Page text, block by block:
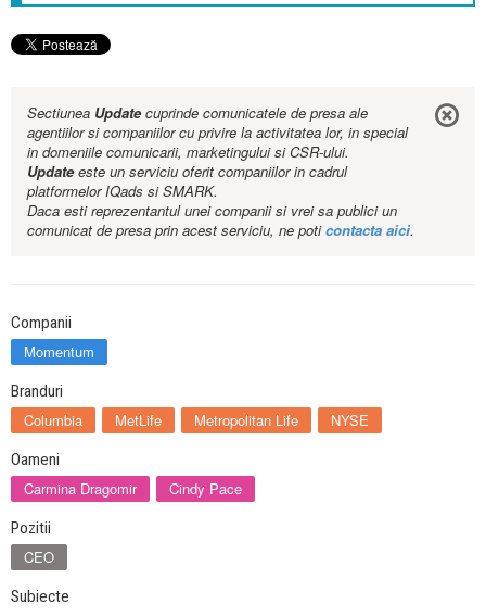
Sectiunea Updatecuprinde comunicatele de presa ale
agentiilor si companiilor cu privire la activitatea lor, in special
in domeniile comunicarii, marketingului si CSR-ului.
Updateeste un serviciu oferit companiilor in cadrul
platformelor IQads si SMARK.
Daca esti reprezentantul unei companii si vrei sa publici un
comunicat de presa prin acest serviciu, ne poticontacta aici.
Companii
Momentum
Branduri
Columbia MetLife Metropolitan Life NYSE
Oameni
Carmina Dragomir Cindy Pace
Pozitii
CEO
Subiecte